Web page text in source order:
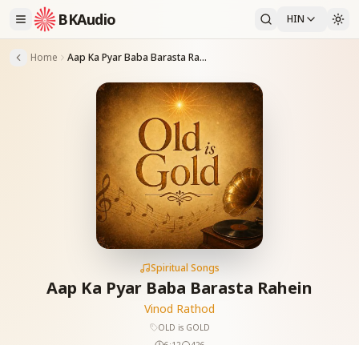
BKAudio HIN
Home Aap Ka Pyar Baba Barasta Rahein
Spiritual Songs
Aap Ka Pyar Baba Barasta Rahein
Vinod Rathod
OLD is GOLD